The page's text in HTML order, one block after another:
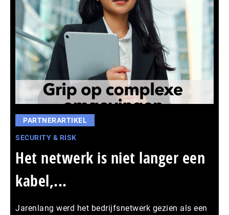
PARTNERARTIKEL
SECURITY & RISK
Het netwerk is niet langer een
kabel,...
Jarenlang werd het bedrijfsnetwerk gezien als een